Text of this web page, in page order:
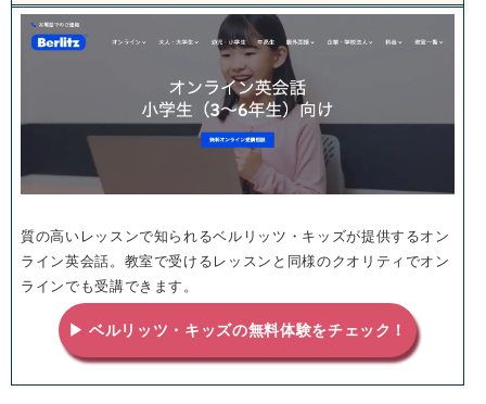
質の高いレッスンで知られるベルリッツ・キッズが提供するオン
ライン英会話。教室で受けるレッスンと同様のクオリティでオン
ラインでも受講できます。
▶ ベルリッツ・キッズの無料体験をチェック！